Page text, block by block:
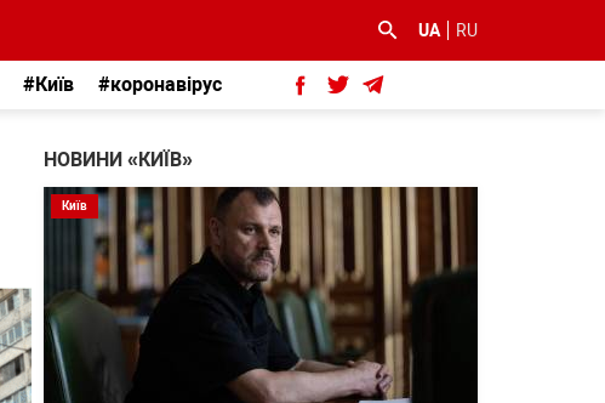
UA RU
#Київ #коронавірус
НОВИНИ «КИЇВ»
Київ